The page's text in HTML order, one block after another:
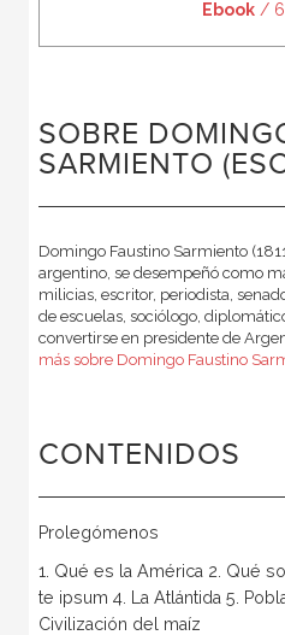
Ebook/
SOBRE
SARMIENTO
Domingo Faustino Sarmiento
argentino, se desempeñó como
milicias, escritor, periodista,
de escuelas, sociólogo,
convertirse en presidente de
más sobre Domingo Faustino
CONTENIDOS
Prolegómenos
1. Qué es la América 2. Qué
te ipsum 4. La Atlántida 5.
Civilización del maíz